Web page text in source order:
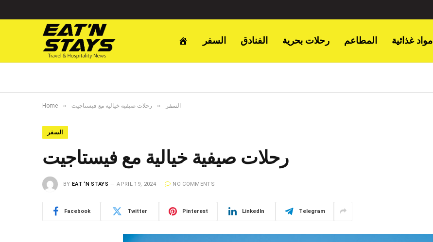
السفر الفنادق رحلات بحرية المطاعم مواد غذائية
Home » السفر » رحلات صيفية خيالية مع فيستاجيت
السفر
رحلات صيفية خيالية مع فيستاجيت
BY EAT ‘N STAYS APRIL 19, 2024 NO COMMENTS
Facebook Twitter Pinterest LinkedIn Telegram